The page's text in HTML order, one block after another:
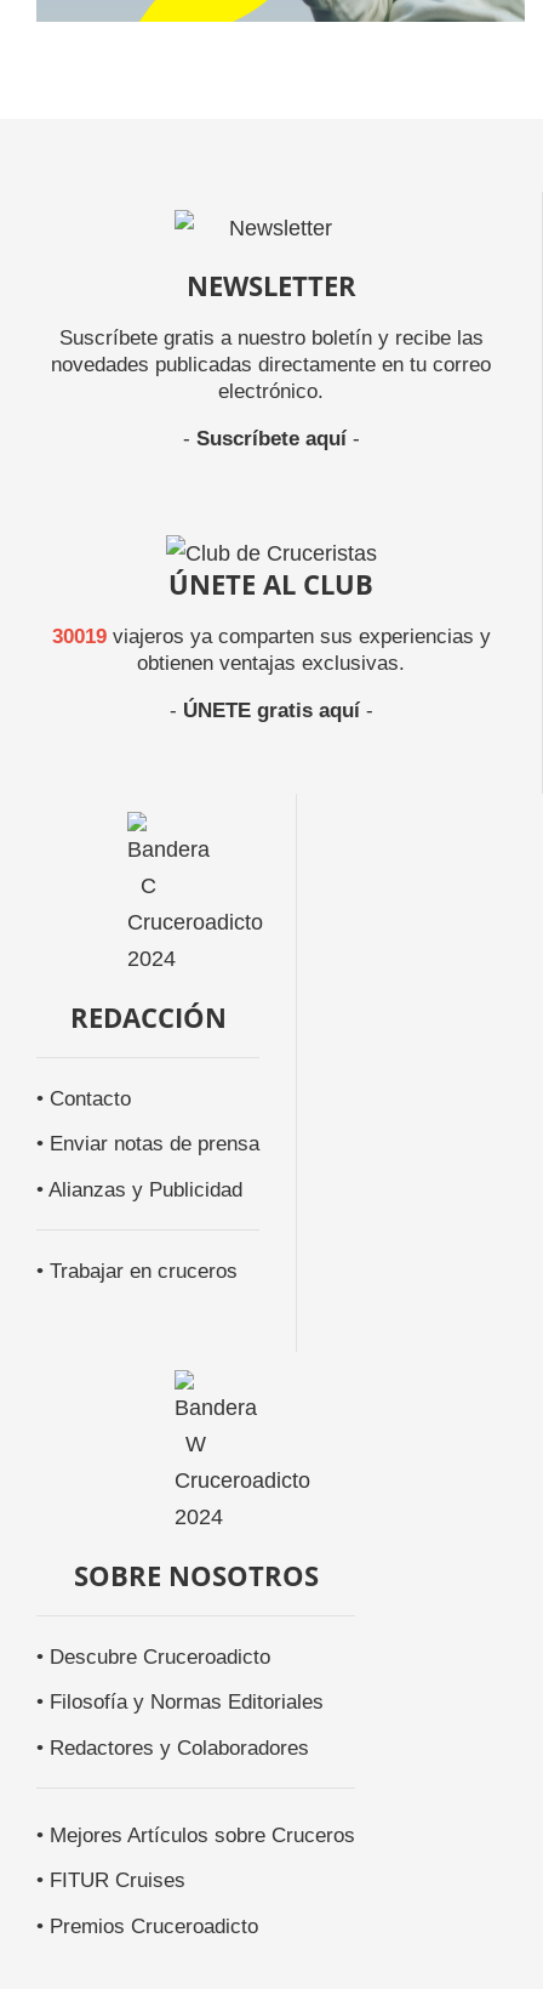
NEWSLETTER
Suscríbete gratis a nuestro boletín y recibe las
novedades publicadas directamente en tu correo
electrónico.
- Suscríbete aquí-
ÚNETE AL CLUB
30019viajeros ya comparten sus experiencias y
obtienen ventajas exclusivas.
- ÚNETE gratis aquí-
REDACCIÓN
• Contacto
• Enviar notas de prensa
• Alianzas y Publicidad
• Trabajar en cruceros
SOBRE NOSOTROS
• Descubre Cruceroadicto
• Filosofía y Normas Editoriales
• Redactores y Colaboradores
• Mejores Artículos sobre Cruceros
• FITUR Cruises
• Premios Cruceroadicto